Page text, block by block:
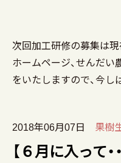
次回加工研修の募集は現
ホームページ、せんだ
をいたしますので、今し
2018年06月07日 果樹
【６月に入って・・